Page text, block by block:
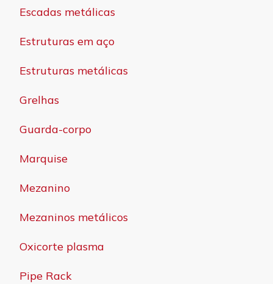
Escadas metálicas
Estruturas em aço
Estruturas metálicas
Grelhas
Guarda-corpo
Marquise
Mezanino
Mezaninos metálicos
Oxicorte plasma
Pipe Rack